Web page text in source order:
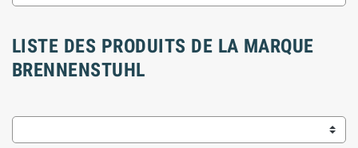
LISTE DES PRODUITS DE LA MARQUE
BRENNENSTUHL